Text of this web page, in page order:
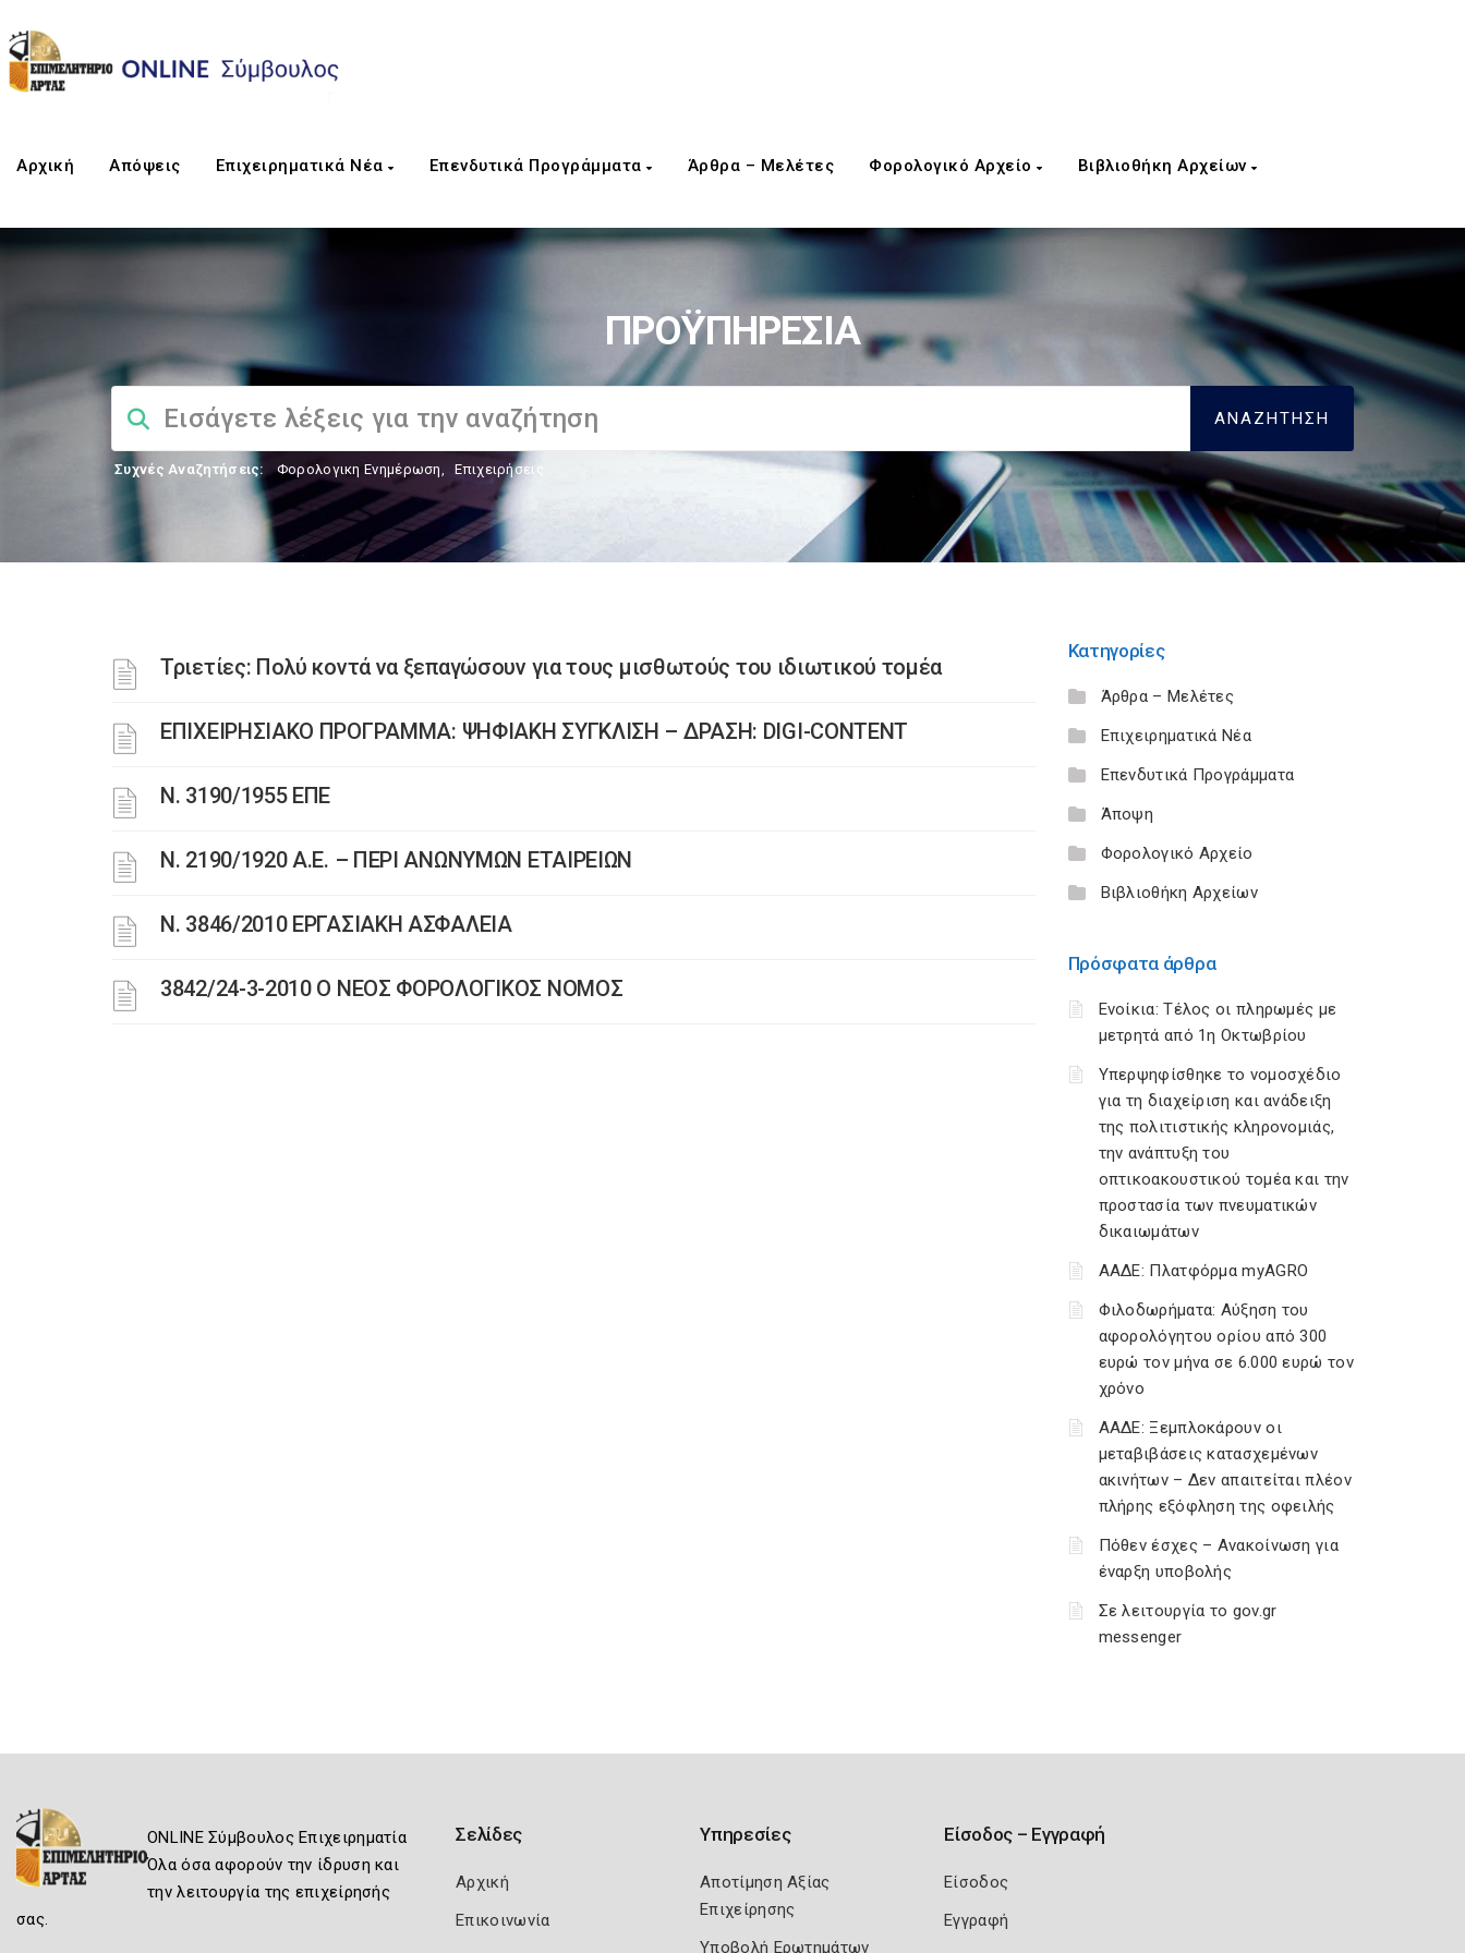
Αρχική Απόψεις Επιχειρηματικά Νέα Επενδυτικά Προγράμματα Άρθρα – Μελέτες Φορολογικό Αρχείο Βιβλιοθήκη Αρχείων
ΠΡΟΫΠΗΡΕΣΙΑ
Συχνές Αναζητήσεις: Φορολογικη Ενημέρωση, Επιχειρήσεις
Τριετίες: Πολύ κοντά να ξεπαγώσουν για τους μισθωτούς του ιδιωτικού τομέα
ΕΠΙΧΕΙΡΗΣΙΑΚΟ ΠΡΟΓΡΑΜΜΑ: ΨΗΦΙΑΚΗ ΣΥΓΚΛΙΣΗ – ΔΡΑΣΗ: DIGI-CONTENT
Ν. 3190/1955 ΕΠΕ
Ν. 2190/1920 Α.Ε. – ΠΕΡΙ ΑΝΩΝΥΜΩΝ ΕΤΑΙΡΕΙΩΝ
Ν. 3846/2010 ΕΡΓΑΣΙΑΚΗ ΑΣΦΑΛΕΙΑ
3842/24-3-2010 Ο ΝΕΟΣ ΦΟΡΟΛΟΓΙΚΟΣ ΝΟΜΟΣ
Κατηγορίες
Άρθρα – Μελέτες
Επιχειρηματικά Νέα
Επενδυτικά Προγράμματα
Άποψη
Φορολογικό Αρχείο
Βιβλιοθήκη Αρχείων
Πρόσφατα άρθρα
Ενοίκια: Τέλος οι πληρωμές με
μετρητά από 1η Οκτωβρίου
Υπερψηφίσθηκε το νομοσχέδιο
για τη διαχείριση και ανάδειξη
της πολιτιστικής κληρονομιάς,
την ανάπτυξη του
οπτικοακουστικού τομέα και την
προστασία των πνευματικών
δικαιωμάτων
ΑΑΔΕ: Πλατφόρμα myAGRO
Φιλοδωρήματα: Αύξηση του
αφορολόγητου ορίου από 300
ευρώ τον μήνα σε 6.000 ευρώ τον
χρόνο
ΑΑΔΕ: Ξεμπλοκάρουν οι
μεταβιβάσεις κατασχεμένων
ακινήτων – Δεν απαιτείται πλέον
πλήρης εξόφληση της οφειλής
Πόθεν έσχες – Ανακοίνωση για
έναρξη υποβολής
Σε λειτουργία το gov.gr
messenger
ONLINE Σύμβουλος Επιχειρηματία
Όλα όσα αφορούν την ίδρυση και
την λειτουργία της επιχείρησής
σας.
Σελίδες
Αρχική
Επικοινωνία
Υπηρεσίες
Αποτίμηση Αξίας
Επιχείρησης
Υποβολή Ερωτημάτων
Είσοδος – Εγγραφή
Είσοδος
Εγγραφή